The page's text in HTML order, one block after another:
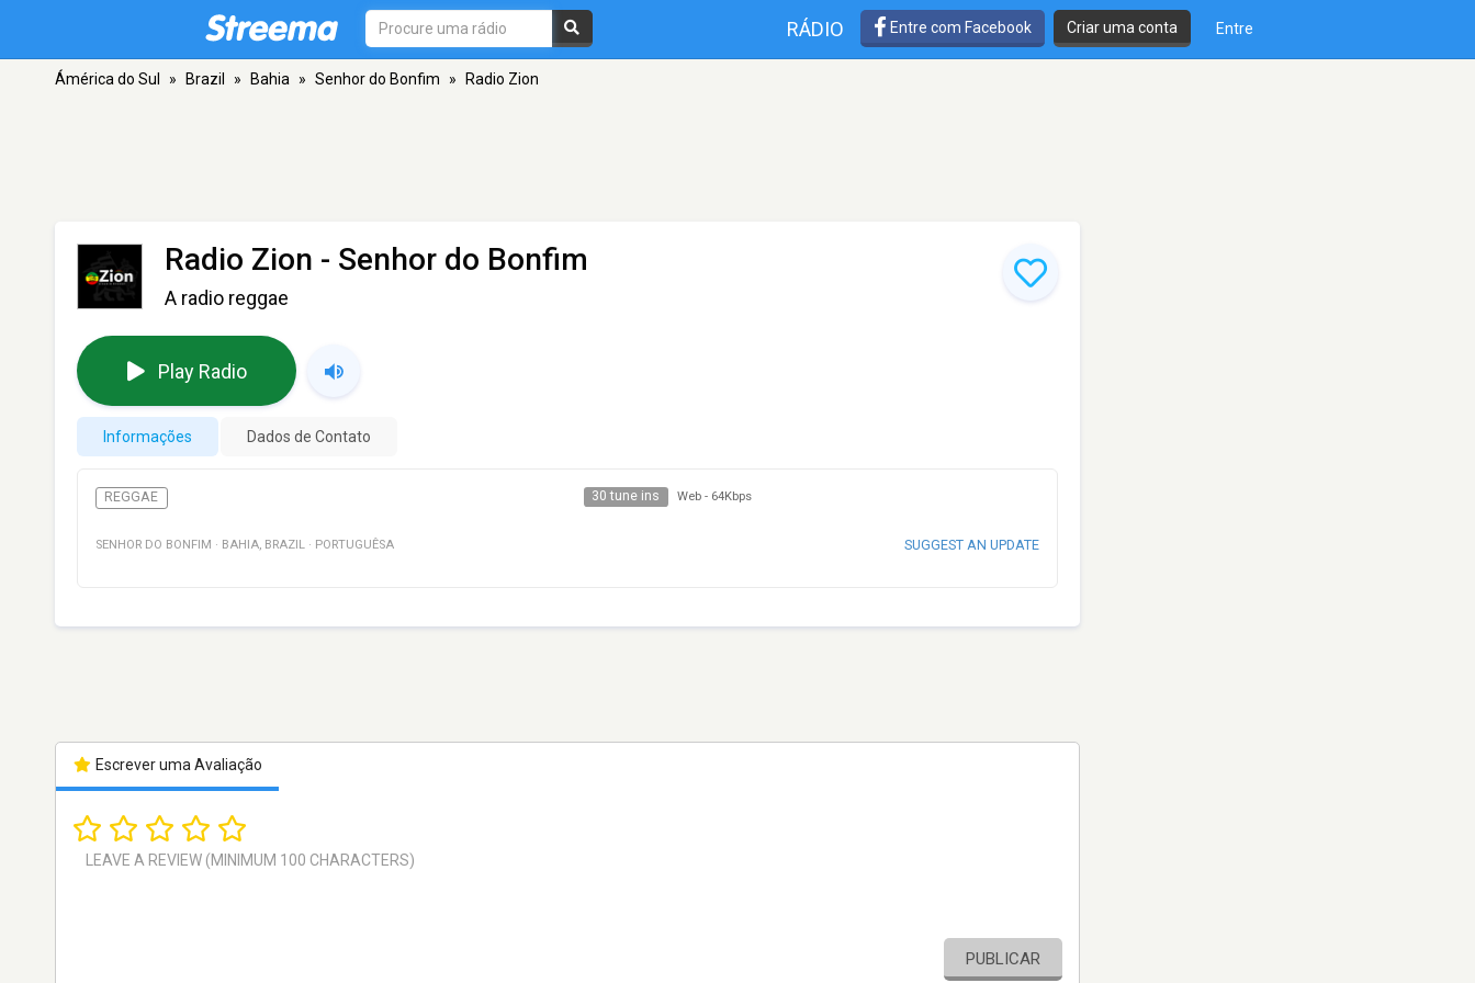
RÁDIO Entre com Facebook Criar uma conta Entre
Ámérica do Sul » Brazil » Bahia » Senhor do Bonfim » Radio Zion
Radio Zion - Senhor do Bonfim
A radio reggae
Play Radio
Informações Dados de Contato
REGGAE 30 tune ins Web - 64Kbps
SENHOR DO BONFIM · BAHIA, BRAZIL · PORTUGUÊSA SUGGEST AN UPDATE
Escrever uma Avaliação
PUBLICAR